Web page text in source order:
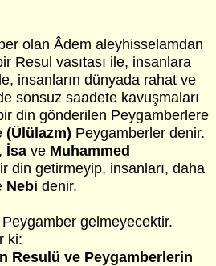
olan Âdem aleyhisselamdan
Resul vasıtası ile, insanlara
insanların dünyada rahat ve
sonsuz saadete kavuşmaları
din gönderilen Peygamberlere
(Ülülazm) Peygamberler denir.
, İsa ve Muhammed
din getirmeyip, insanları, daha
Nebi denir.
gelmeyecektir.
ki:
Resulü ve Peygamberlerin